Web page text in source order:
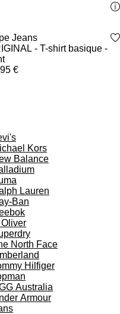
vers l'avant
heart_outlined
Jeans
- T-shirt basique -
€
vers l'arrière
Kors
Balance
Lauren
Ban
North Face
Hilfiger
Australia
Armour